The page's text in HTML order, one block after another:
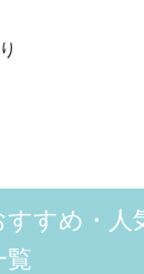
すめ・人
覧